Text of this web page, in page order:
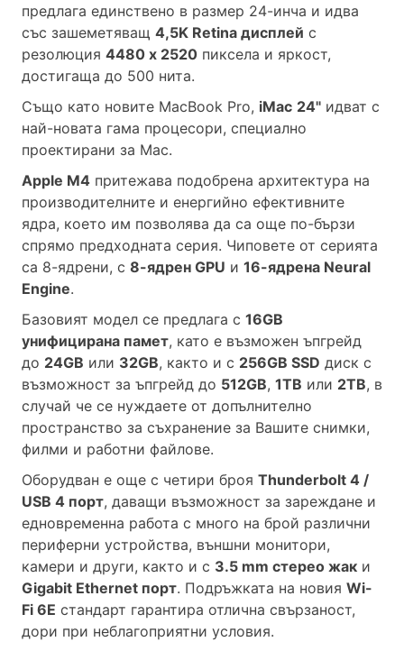
предлага единствено в размер 24-инча и идва
със зашеметяващ 4,5K Retina дисплей с
резолюция 4480 x 2520 пиксела и яркост,
достигаща до 500 нита.
Също като новите MacBook Pro, iMac 24" идват с
най-новата гама процесори, специално
проектирани за Mac.
Apple М4 притежава подобрена архитектура на
производителните и енергийно ефективните
ядра, което им позволява да са още по-бързи
спрямо предходната серия. Чиповете от серията
са 8-ядрени, с 8-ядрен GPU и 16-ядрена Neural
Engine.
Базовият модел се предлага с 16GB
унифицирана памет, като е възможен ъпгрейд
до 24GB или 32GB, както и с 256GB SSD диск с
възможност за ъпгрейд до 512GB, 1TB или 2TB, в
случай че се нуждаете от допълнително
пространство за съхранение за Вашите снимки,
филми и работни файлове.
Оборудван е още с четири броя Thunderbolt 4 /
USB 4 порт, даващи възможност за зареждане и
едновременна работа с много на брой различни
периферни устройства, външни монитори,
камери и други, както и с 3.5 mm стерео жак и
Gigabit Ethernet порт. Подръжката на новия Wi-
Fi 6E стандарт гарантира отлична свързаност,
дори при неблагоприятни условия.